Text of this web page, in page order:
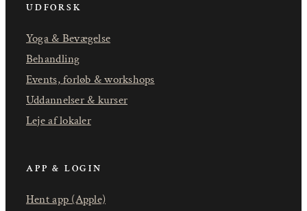
UDFORSK
Yoga & Bevægelse
Behandling
Events, forløb & workshops
Uddannelser & kurser
Leje af lokaler
APP & LOGIN
Hent app (Apple)